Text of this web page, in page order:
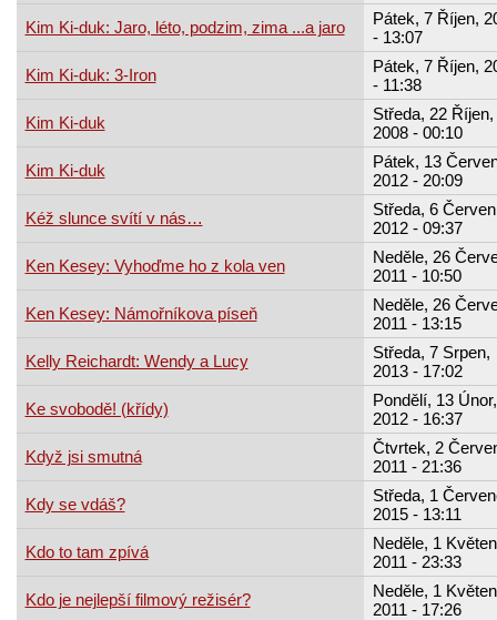
Kim Ki-duk: Jaro, léto, podzim, zima ...a jaro
Pátek, 7 Říjen,
- 13:07
Kim Ki-duk: 3-Iron
Pátek, 7 Říjen,
- 11:38
Kim Ki-duk
Středa, 22 Říjen,
2008 - 00:10
Kim Ki-duk
Pátek, 13
2012 - 20:09
Kéž slunce svítí v nás…
Středa, 6
2012 - 09:37
Ken Kesey: Vyhoďme ho z kola ven
Neděle, 26
2011 - 10:50
Ken Kesey: Námořníkova píseň
Neděle, 26
2011 - 13:15
Kelly Reichardt: Wendy a Lucy
Středa, 7 Srpen,
2013 - 17:02
Ke svobodě! (křídy)
Pondělí, 13 Únor,
2012 - 16:37
Když jsi smutná
Čtvrtek, 2
2011 - 21:36
Kdy se vdáš?
Středa, 1
2015 - 13:11
Kdo to tam zpívá
Neděle, 1
2011 - 23:33
Kdo je nejlepší filmový režisér?
Neděle, 1
2011 - 17:26